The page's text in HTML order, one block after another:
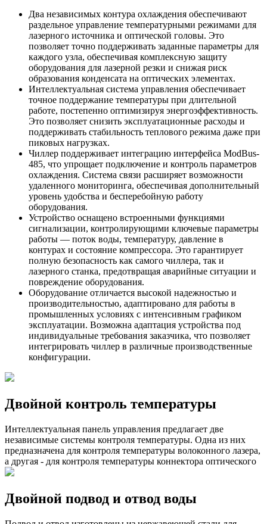
Два независимых контура охлаждения обеспечивают
раздельное управление температурными режимами для
лазерного источника и оптической головы. Это
позволяет точно поддерживать заданные параметры для
каждого узла, обеспечивая комплексную защиту
оборудования для лазерной резки и снижая риск
образования конденсата на оптических элементах.
Интеллектуальная система управления обеспечивает
точное поддержание температуры при длительной
работе, постепенно оптимизируя энергоэффективность.
Это позволяет снизить эксплуатационные расходы и
поддерживать стабильность теплового режима даже при
пиковых нагрузках.
Чиллер поддерживает интеграцию интерфейса ModBus-
485, что упрощает подключение и контроль параметров
охлаждения. Система связи расширяет возможности
удаленного мониторинга, обеспечивая дополнительный
уровень удобства и бесперебойную работу
оборудования.
Устройство оснащено встроенными функциями
сигнализации, контролирующими ключевые параметры
работы — поток воды, температуру, давление в
контурах и состояние компрессора. Это гарантирует
полную безопасность как самого чиллера, так и
лазерного станка, предотвращая аварийные ситуации и
повреждение оборудования.
Оборудование отличается высокой надежностью и
производительностью, адаптировано для работы в
промышленных условиях с интенсивным графиком
эксплуатации. Возможна адаптация устройства под
индивидуальные требования заказчика, что позволяет
интегрировать чиллер в различные производственные
конфигурации.
Двойной контроль температуры
Интеллектуальная панель управления предлагает две
независимые системы контроля температуры. Одна из них
предназначена для контроля температуры волоконного лазера,
а другая - для контроля температуры коннектора оптического
Двойной подвод и отвод воды